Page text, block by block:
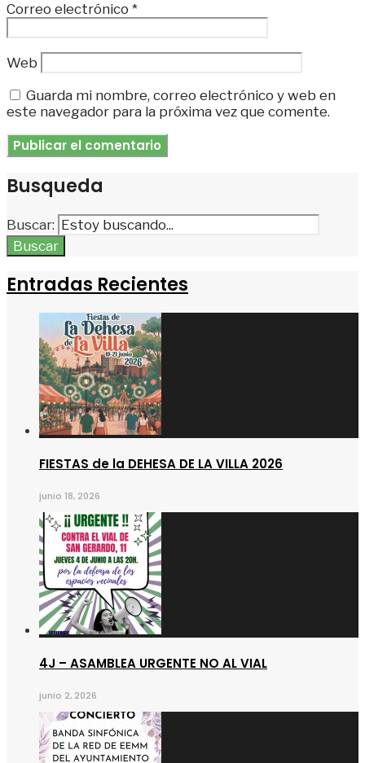
Correo electrónico *
Web
Guarda mi nombre, correo electrónico y web en
este navegador para la próxima vez que comente.
Busqueda
Buscar:
Buscar
Entradas Recientes
FIESTAS de la DEHESA DE LA VILLA 2026
junio 18, 2026
4J – ASAMBLEA URGENTE NO AL VIAL
junio 2, 2026